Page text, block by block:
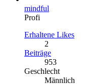
mindful
Profi
Erhaltene Likes
2
Beiträge
953
Geschlecht
Männlich